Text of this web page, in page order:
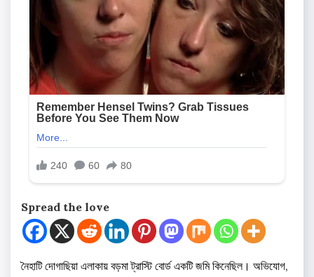
Spread the love
নৈহাটি দোগাছিয়া এলাকায় বড়মা ট্রাস্টি বোর্ড একটি জমি কিনেছিল। অভিযোগ,